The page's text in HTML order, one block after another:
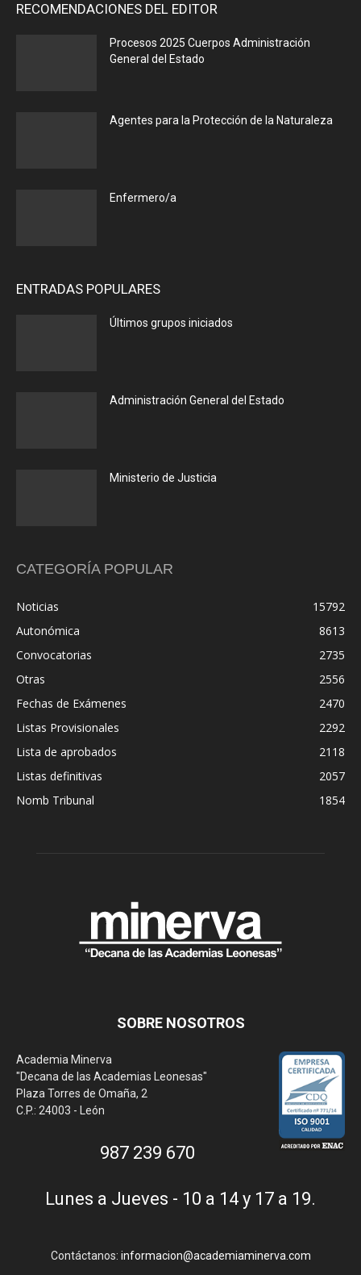
RECOMENDACIONES DEL EDITOR
Procesos 2025 Cuerpos Administración
General del Estado
Agentes para la Protección de la Naturaleza
Enfermero/a
ENTRADAS POPULARES
Últimos grupos iniciados
Administración General del Estado
Ministerio de Justicia
CATEGORÍA POPULAR
Noticias
15792
Autonómica
8613
Convocatorias
2735
Otras
2556
Fechas de Exámenes
2470
Listas Provisionales
2292
Lista de aprobados
2118
Listas definitivas
2057
Nomb Tribunal
1854
SOBRE NOSOTROS
Academia Minerva
"Decana de las Academias Leonesas"
Plaza Torres de Omaña, 2
C.P.: 24003 - León
987 239 670
Lunes a Jueves - 10 a 14 y 17 a 19.
Contáctanos: informacion@academiaminerva.com